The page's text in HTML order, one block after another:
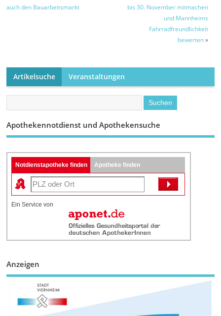
LED-Leuchten
auch den Bauarbeitsmarkt
bis 30. November mitmachen
und Mannheims
Fahrradfreundlichkeit
bewerten»
Artikelsuche Veranstaltungen
Apothekennotdienst und Apothekensuche
Notdienstapotheke finden Apotheke finden
Ein Service von
Anzeigen